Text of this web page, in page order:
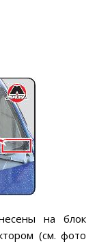
на блок
(см. фото